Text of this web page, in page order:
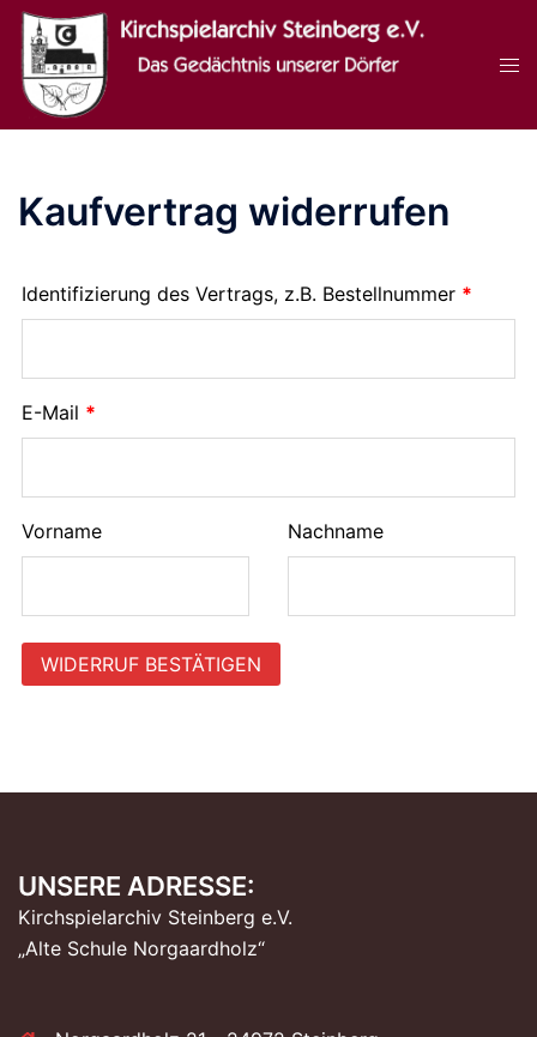
Zum
Inhalt
springen
Kaufvertrag widerrufen
Identifizierung des Vertrags, z.B. Bestellnummer *
E-Mail *
E-
Vorname Nachname
WIDERRUF BESTÄTIGEN
UNSERE ADRESSE:
Kirchspielarchiv Steinberg e.V.
„Alte Schule Norgaardholz“